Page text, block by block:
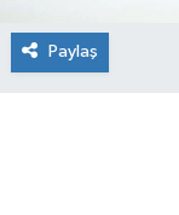
Paylaş